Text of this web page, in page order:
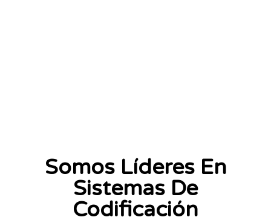
Somos Líderes En
Sistemas De
Codificación